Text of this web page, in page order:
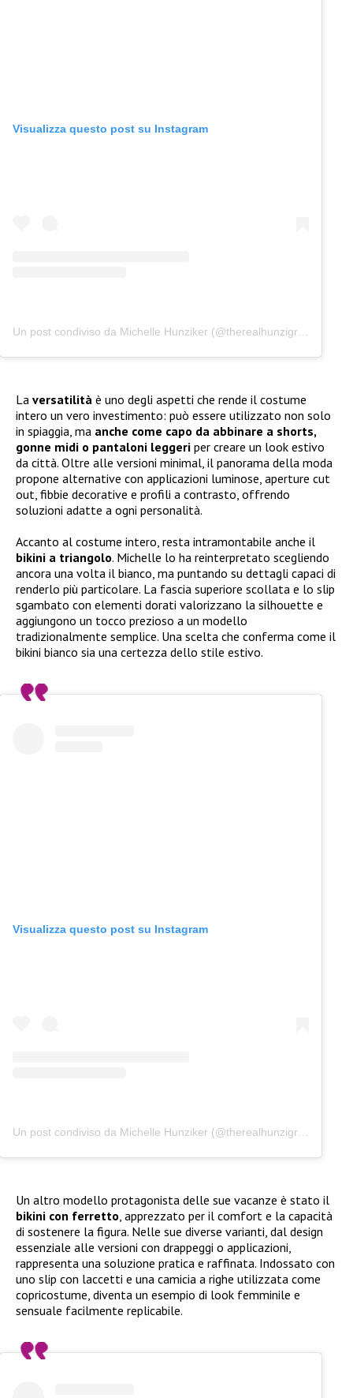
Visualizza questo post su Instagram
La versatilità è uno degli aspetti che rende il costume
intero un vero investimento: può essere utilizzato non solo
in spiaggia, ma anche come capo da abbinare a shorts,
gonne midi o pantaloni leggeri per creare un look estivo
da città. Oltre alle versioni minimal, il panorama della moda
propone alternative con applicazioni luminose, aperture cut
out, fibbie decorative e profili a contrasto, offrendo
soluzioni adatte a ogni personalità.
Accanto al costume intero, resta intramontabile anche il
bikini a triangolo. Michelle lo ha reinterpretato scegliendo
ancora una volta il bianco, ma puntando su dettagli capaci di
renderlo più particolare. La fascia superiore scollata e lo slip
sgambato con elementi dorati valorizzano la silhouette e
aggiungono un tocco prezioso a un modello
tradizionalmente semplice. Una scelta che conferma come il
bikini bianco sia una certezza dello stile estivo.
Visualizza questo post su Instagram
Un altro modello protagonista delle sue vacanze è stato il
bikini con ferretto , apprezzato per il comfort e la capacità
di sostenere la figura. Nelle sue diverse varianti, dal design
essenziale alle versioni con drappeggi o applicazioni,
rappresenta una soluzione pratica e raffinata. Indossato con
uno slip con laccetti e una camicia a righe utilizzata come
copricostume, diventa un esempio di look femminile e
sensuale facilmente replicabile.